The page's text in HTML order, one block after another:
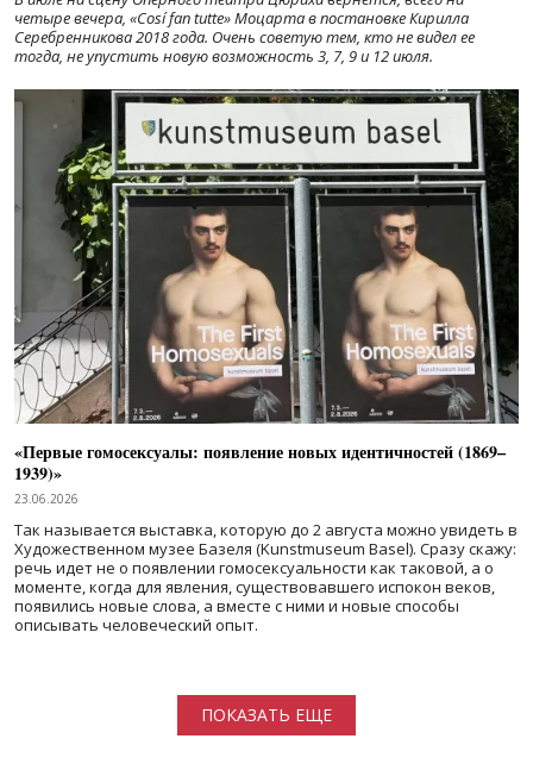
четыре вечера, «Cosí fan tutte» Моцарта в постановке Кирилла
Серебренникова 2018 года. Очень советую тем, кто не видел ее
тогда, не упустить новую возможность 3, 7, 9 и 12 июля.
«Первые гомосексуалы: появление новых идентичностей (1869–
1939)»
23.06.2026
Так называется выставка, которую до 2 августа можно увидеть в
Художественном музее Базеля (Kunstmuseum Basel). Сразу скажу:
речь идет не о появлении гомосексуальности как таковой, а о
моменте, когда для явления, существовавшего испокон веков,
появились новые слова, а вместе с ними и новые способы
описывать человеческий опыт.
ПОКАЗАТЬ ЕЩЕ